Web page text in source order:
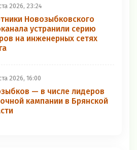
2026, 23:24
Новозыбковского
устранили серию
на инженерных сетях
2026, 16:00
— в числе лидеров
кампании в Брянской